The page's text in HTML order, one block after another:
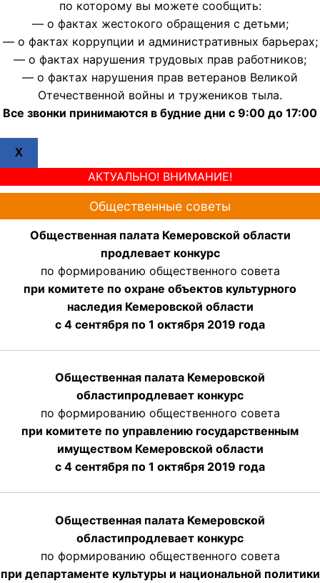
по которому вы можете сообщить:
— о фактах жестокого обращения с детьми;
— о фактах коррупции и административных барьерах;
— о фактах нарушения трудовых прав работников;
— о фактах нарушения прав ветеранов Великой
Отечественной войны и тружеников тыла.
Все звонки принимаются в будние дни с 9:00 до 17:00
X
АКТУАЛЬНО! ВНИМАНИЕ!
Общественные советы
Общественная палата Кемеровской области
продлевает конкурс
по формированию общественного совета
при комитете по охране объектов культурного
наследия Кемеровской области
с 4 сентября по 1 октября 2019 года
Общественная палата Кемеровской
областипродлевает конкурс
по формированию общественного совета
при комитете по управлению государственным
имуществом Кемеровской области
с 4 сентября по 1 октября 2019 года
Общественная палата Кемеровской
областипродлевает конкурс
по формированию общественного совета
при департаменте культуры и национальной политики